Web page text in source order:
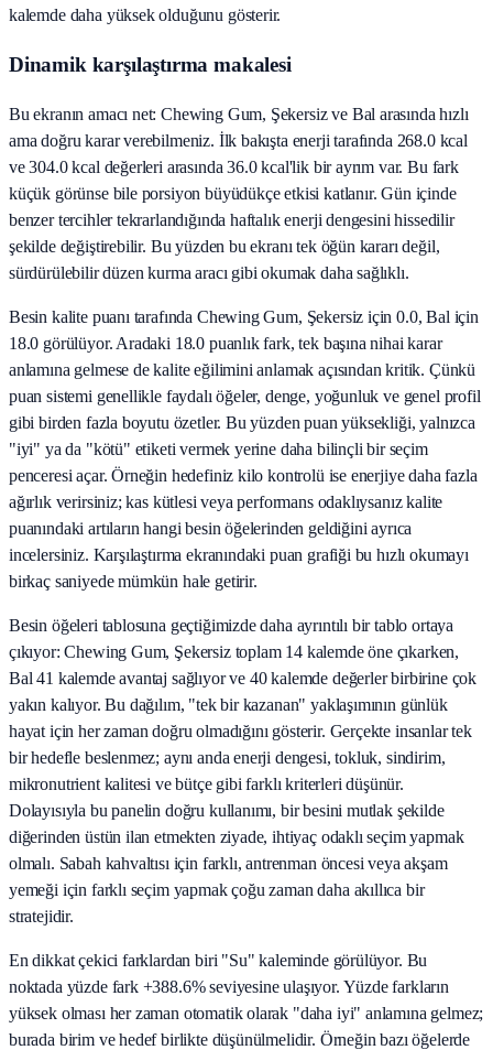
kalemde daha yüksek olduğunu gösterir.
Dinamik karşılaştırma makalesi
Bu ekranın amacı net: Chewing Gum, Şekersiz ve Bal arasında hızlı
ama doğru karar verebilmeniz. İlk bakışta enerji tarafında 268.0 kcal
ve 304.0 kcal değerleri arasında 36.0 kcal'lik bir ayrım var. Bu fark
küçük görünse bile porsiyon büyüdükçe etkisi katlanır. Gün içinde
benzer tercihler tekrarlandığında haftalık enerji dengesini hissedilir
şekilde değiştirebilir. Bu yüzden bu ekranı tek öğün kararı değil,
sürdürülebilir düzen kurma aracı gibi okumak daha sağlıklı.
Besin kalite puanı tarafında Chewing Gum, Şekersiz için 0.0, Bal için
18.0 görülüyor. Aradaki 18.0 puanlık fark, tek başına nihai karar
anlamına gelmese de kalite eğilimini anlamak açısından kritik. Çünkü
puan sistemi genellikle faydalı öğeler, denge, yoğunluk ve genel profil
gibi birden fazla boyutu özetler. Bu yüzden puan yüksekliği, yalnızca
"iyi" ya da "kötü" etiketi vermek yerine daha bilinçli bir seçim
penceresi açar. Örneğin hedefiniz kilo kontrolü ise enerjiye daha fazla
ağırlık verirsiniz; kas kütlesi veya performans odaklıysanız kalite
puanındaki artıların hangi besin öğelerinden geldiğini ayrıca
incelersiniz. Karşılaştırma ekranındaki puan grafiği bu hızlı okumayı
birkaç saniyede mümkün hale getirir.
Besin öğeleri tablosuna geçtiğimizde daha ayrıntılı bir tablo ortaya
çıkıyor: Chewing Gum, Şekersiz toplam 14 kalemde öne çıkarken,
Bal 41 kalemde avantaj sağlıyor ve 40 kalemde değerler birbirine çok
yakın kalıyor. Bu dağılım, "tek bir kazanan" yaklaşımının günlük
hayat için her zaman doğru olmadığını gösterir. Gerçekte insanlar tek
bir hedefle beslenmez; aynı anda enerji dengesi, tokluk, sindirim,
mikronutrient kalitesi ve bütçe gibi farklı kriterleri düşünür.
Dolayısıyla bu panelin doğru kullanımı, bir besini mutlak şekilde
diğerinden üstün ilan etmekten ziyade, ihtiyaç odaklı seçim yapmak
olmalı. Sabah kahvaltısı için farklı, antrenman öncesi veya akşam
yemeği için farklı seçim yapmak çoğu zaman daha akıllıca bir
stratejidir.
En dikkat çekici farklardan biri "Su" kaleminde görülüyor. Bu
noktada yüzde fark +388.6% seviyesine ulaşıyor. Yüzde farkların
yüksek olması her zaman otomatik olarak "daha iyi" anlamına gelmez;
burada birim ve hedef birlikte düşünülmelidir. Örneğin bazı öğelerde